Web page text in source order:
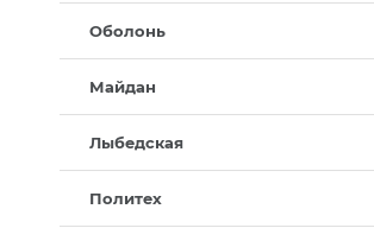
Оболонь
Майдан
Лыбедская
Политех